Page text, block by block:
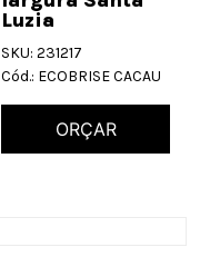
Luzia
SKU: 231217
Cód.: ECOBRISE CACAU
ORÇAR